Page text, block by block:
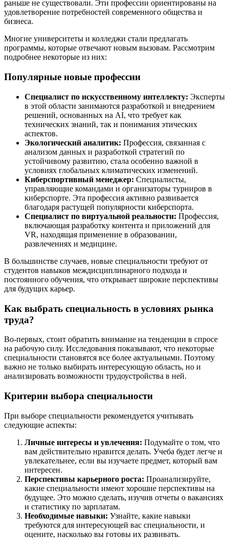
раньше не существовали. Эти профессии ориентированы на
удовлетворение потребностей современного общества и
бизнеса.
Многие университеты и колледжи стали предлагать
программы, которые отвечают новым вызовам. Рассмотрим
подробнее некоторые из них:
Популярные новые профессии
Специалист по искусственному интеллекту: Эксперты
в этой области занимаются разработкой и внедрением
решений, основанных на AI, что требует как
технических знаний, так и понимания этических
аспектов.
Экологический аналитик: Профессия, связанная с
анализом данных и разработкой стратегий по
устойчивому развитию, стала особенно важной в
условиях глобальных климатических изменений.
Киберспортивный менеджер: Специалисты,
управляющие командами и организаторы турниров в
киберспорте. Эта профессия активно развивается
благодаря растущей популярности киберспорта.
Специалист по виртуальной реальности: Профессия,
включающая разработку контента и приложений для
VR, находящая применение в образовании,
развлечениях и медицине.
В большинстве случаев, новые специальности требуют от
студентов навыков междисциплинарного подхода и
постоянного обучения, что открывает широкие перспективы
для будущих карьер.
Как выбрать специальность в условиях рынка
труда?
Во-первых, стоит обратить внимание на тенденции в спросе
на рабочую силу. Исследования показывают, что некоторые
специальности становятся все более актуальными. Поэтому
важно не только выбирать интересующую область, но и
анализировать возможности трудоустройства в ней.
Критерии выбора специальности
При выборе специальности рекомендуется учитывать
следующие аспекты:
Личные интересы и увлечения: Подумайте о том, что
вам действительно нравится делать. Учеба будет легче и
увлекательнее, если вы изучаете предмет, который вам
интересен.
Перспективы карьерного роста: Проанализируйте,
какие специальности имеют хорошие перспективы на
будущее. Это можно сделать, изучив отчеты о вакансиях
и статистику по зарплатам.
Необходимые навыки: Узнайте, какие навыки
требуются для интересующей вас специальности, и
оцените, насколько вы готовы их развивать.